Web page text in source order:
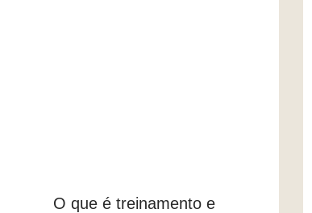
O que é treinamento e